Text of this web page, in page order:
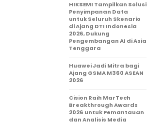
HIKSEMI Tampilkan Solusi
Penyimpanan Data
untuk Seluruh Skenario
di Ajang DTI Indonesia
2026, Dukung
Pengembangan AI di Asia
Tenggara
Huawei Jadi Mitra bagi
Ajang GSMA M360 ASEAN
2026
Cision Raih MarTech
Breakthrough Awards
2026 untuk Pemantauan
dan Analisis Media